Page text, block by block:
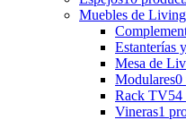
Muebles de Living
Estanterías
Mesa de
Modulares0
Rack TV54
Vineras1